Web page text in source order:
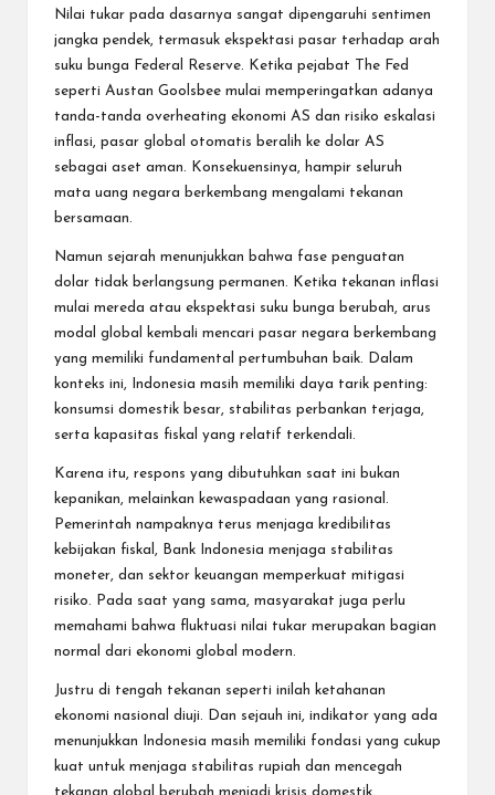
Nilai tukar pada dasarnya sangat dipengaruhi sentimen
jangka pendek, termasuk ekspektasi pasar terhadap arah
suku bunga Federal Reserve. Ketika pejabat The Fed
seperti Austan Goolsbee mulai memperingatkan adanya
tanda-tanda overheating ekonomi AS dan risiko eskalasi
inflasi, pasar global otomatis beralih ke dolar AS
sebagai aset aman. Konsekuensinya, hampir seluruh
mata uang negara berkembang mengalami tekanan
bersamaan.
Namun sejarah menunjukkan bahwa fase penguatan
dolar tidak berlangsung permanen. Ketika tekanan inflasi
mulai mereda atau ekspektasi suku bunga berubah, arus
modal global kembali mencari pasar negara berkembang
yang memiliki fundamental pertumbuhan baik. Dalam
konteks ini, Indonesia masih memiliki daya tarik penting:
konsumsi domestik besar, stabilitas perbankan terjaga,
serta kapasitas fiskal yang relatif terkendali.
Karena itu, respons yang dibutuhkan saat ini bukan
kepanikan, melainkan kewaspadaan yang rasional.
Pemerintah nampaknya terus menjaga kredibilitas
kebijakan fiskal, Bank Indonesia menjaga stabilitas
moneter, dan sektor keuangan memperkuat mitigasi
risiko. Pada saat yang sama, masyarakat juga perlu
memahami bahwa fluktuasi nilai tukar merupakan bagian
normal dari ekonomi global modern.
Justru di tengah tekanan seperti inilah ketahanan
ekonomi nasional diuji. Dan sejauh ini, indikator yang ada
menunjukkan Indonesia masih memiliki fondasi yang cukup
kuat untuk menjaga stabilitas rupiah dan mencegah
tekanan global berubah menjadi krisis domestik.